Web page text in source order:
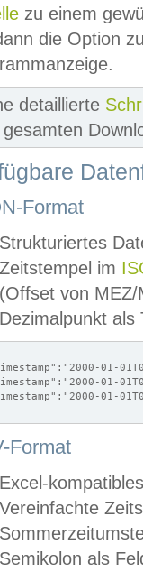
zu einem
die Option
detaillierte
gesamten
Format
Strukturiertes
Zeitstempel im
(Offset von MEZ/
Dezimalpunkt als
01-
01-
01-
Format
Excel-
Vereinfachte
Semikolon als